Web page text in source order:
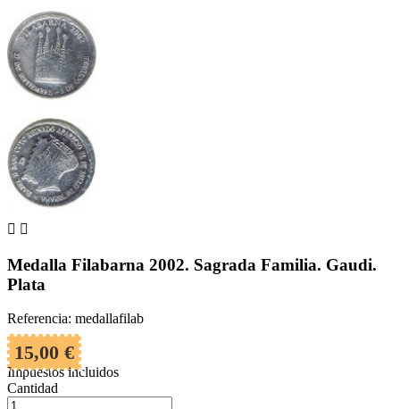
 
Medalla Filabarna 2002. Sagrada Familia. Gaudi.
Plata
Referencia: medallafilab
15,00 €
Impuestos incluidos
Cantidad